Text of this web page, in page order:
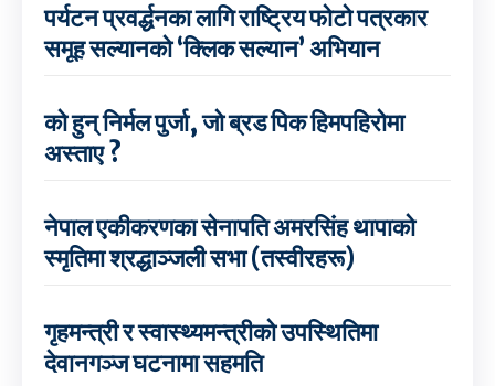
पर्यटन प्रवर्द्धनका लागि राष्ट्रिय फोटो पत्रकार
समूह सल्यानको ‘क्लिक सल्यान’ अभियान
को हुन् निर्मल पुर्जा, जो ब्रड पिक हिमपहिरोमा
अस्ताए ?
नेपाल एकीकरणका सेनापति अमरसिंह थापाको
स्मृतिमा श्रद्धाञ्जली सभा (तस्वीरहरू)
गृहमन्त्री र स्वास्थ्यमन्त्रीको उपस्थितिमा
देवानगञ्ज घटनामा सहमति